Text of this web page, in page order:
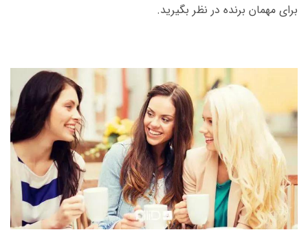
برای مهمان برنده در نظر بگیرید.